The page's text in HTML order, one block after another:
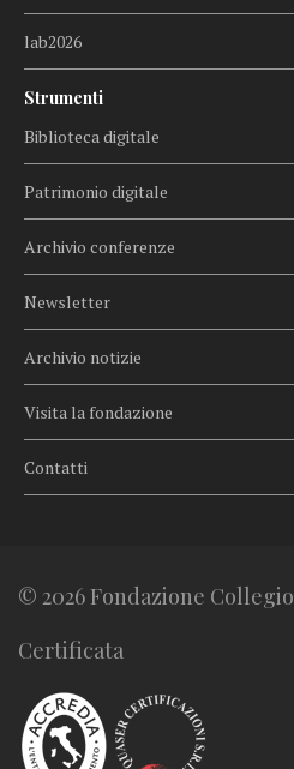
lab2026
Strumenti
Biblioteca digitale
Patrimonio digitale
Archivio conferenze
Newsletter
Archivio notizie
Visita la fondazione
Contatti
© 2026 Fondazione
Certificata